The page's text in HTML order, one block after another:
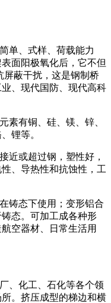
单、式样、荷载能力
面阳极氧化后，它不但
屏蔽干扰，这是钢制桥
、现代国防、现代高科
素有铜、硅、镁、锌、
锂等。
近或超过钢，塑性好，
、导热性和抗蚀性，工
铸态下使用；变形铝合
态。可加工成各种形
空器材、日常生活用
、化工、石化等各个领
。挤压成型的梯边和横